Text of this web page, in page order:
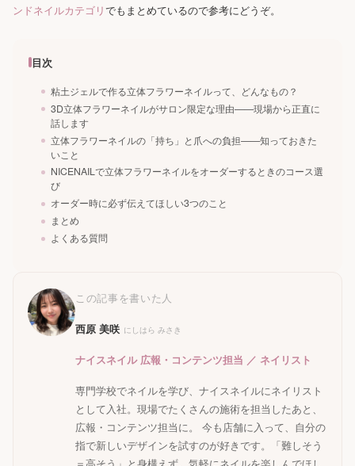
ンドネイルカテゴリでもまとめているので参考にどうぞ。
目次
粘土ジェルで作る立体フラワーネイルって、どんなもの？
3D立体フラワーネイルがサロン限定な理由——現場から正直に
話します
立体フラワーネイルの「持ち」と爪への負担——知っておきた
いこと
NICENAILで立体フラワーネイルをオーダーするときのコース選
び
オーダー時に必ず伝えてほしい3つのこと
まとめ
よくある質問
この記事を書いた人
西原 美咲 にしはら みさき
ナイスネイル 広報・コンテンツ担当 ／ ネイリスト
専門学校でネイルを学び、ナイスネイルにネイリスト
として入社。現場でたくさんの施術を担当したあと、
広報・コンテンツ担当に。 今も店舗に入って、自分の
指で新しいデザインを試すのが好きです。「難しそう